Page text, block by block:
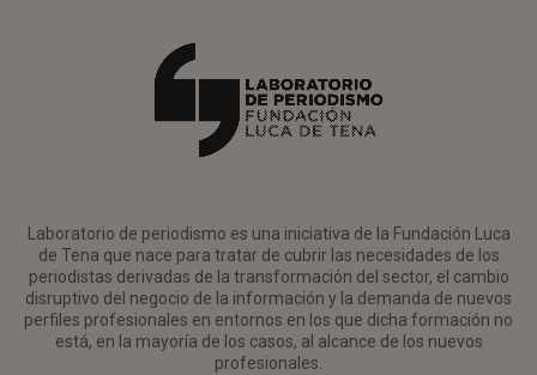
Laboratorio de periodismo es una iniciativa de la Fundación Luca
de Tena que nace para tratar de cubrir las necesidades de los
periodistas derivadas de la transformación del sector, el cambio
disruptivo del negocio de la información y la demanda de nuevos
perfiles profesionales en entornos en los que dicha formación no
está, en la mayoría de los casos, al alcance de los nuevos
profesionales.